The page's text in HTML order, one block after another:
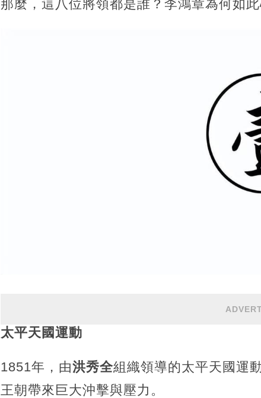
那麼，這八位將領都是誰？李鴻章為何如
太平天國運動
1851年，由洪秀全組織領導的太平天國運
王朝帶來巨大沖擊與壓力。